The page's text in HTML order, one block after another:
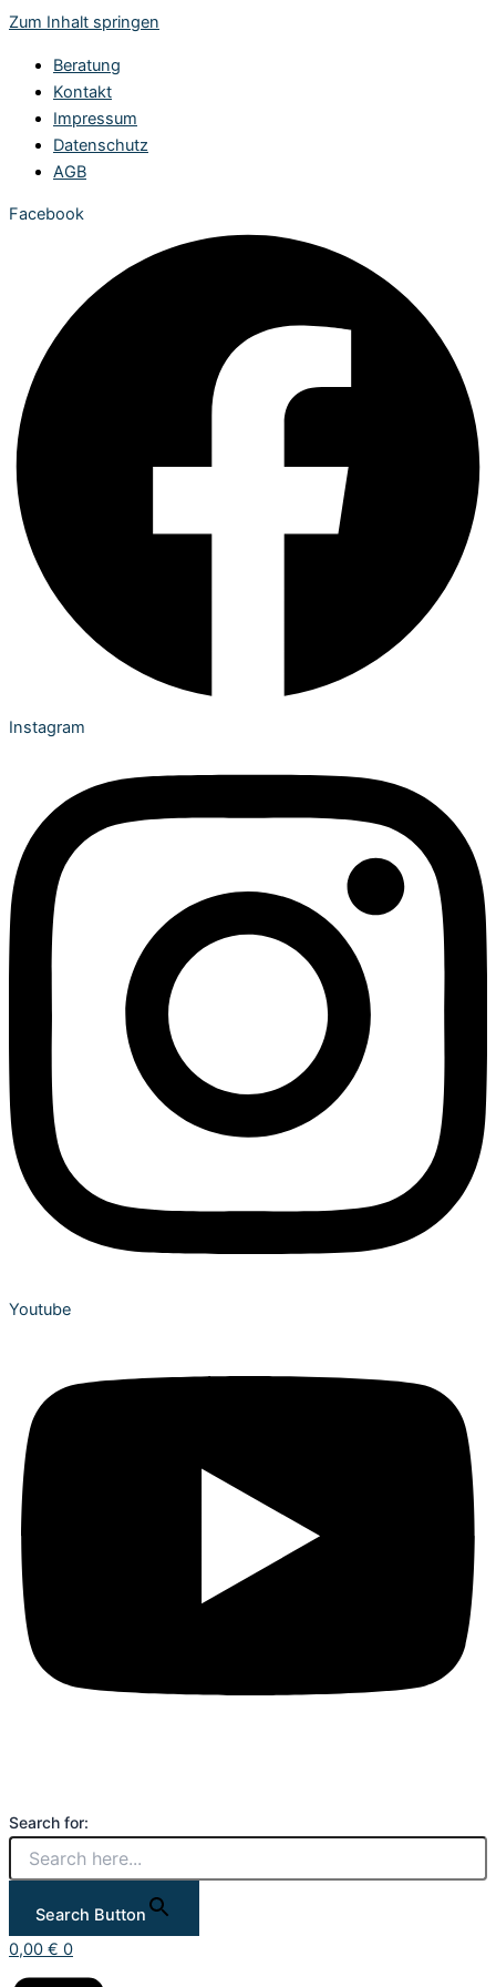
Zum Inhalt springen
Beratung
Kontakt
Impressum
Datenschutz
AGB
Facebook
Instagram
Youtube
Search for:
Search Button
0,00 € 0